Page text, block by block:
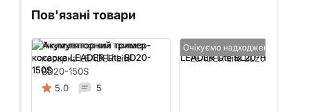
Пов'язані товари
Акумуляторний тример-
косарка LEADER Lite
BD20-150S
5.0
5
Очікуємо надходження
Акумуляторний кущоріз
LEADER Lite BL20-HL30